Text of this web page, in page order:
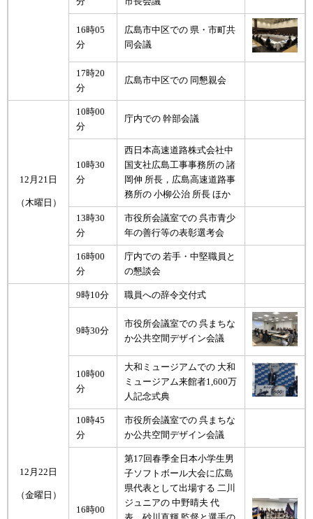
16時05
分
広島市中区での 県・市町共
同会議
17時20
分
広島市中区での 同懇親会
12月21日
（木曜日）
10時00
分
庁内での 幹部会議
10時30
分
西日本高速道路株式会社中
国支社広島工事事務所の 諸
岡伸 所長，広島高速道路事
務所の 小柳公治 所長 ほか
13時30
分
市役所会議室での 呉市青少
年の善行等の表彰選考会
16時00
分
庁内での 若手・中堅職員と
の懇談会
12月22日
（金曜日）
9時10分 職員への辞令交付式
9時30分
市役所会議室での 呉まちな
か公共空間デザイン会議
10時00
分
大和ミュージアムでの 大和
ミュージアム来館者1,600万
人記念式典
10時45
分
市役所会議室での 呉まちな
か公共空間デザイン会議
16時00
第17回春季全日本小学生男
子ソフトボール大会に広島
県代表として出場する 二川
ジュニアの 中野晴夫 代